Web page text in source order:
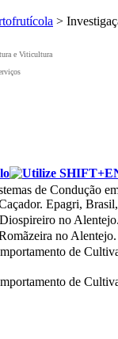
>
e Viticultura
de Condução
Epagri,
no
no
de
de